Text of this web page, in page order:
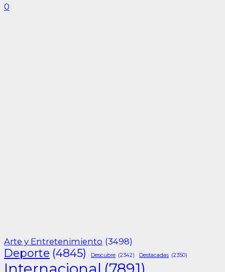
0
Arte y Entretenimiento (3498)
Deporte (4845) Descubre (2342) Destacadas (2350)